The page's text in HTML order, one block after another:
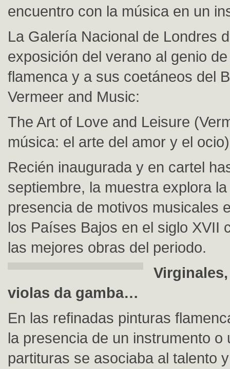
encuentro con la música en un
La Galería Nacional de Londres
exposición del verano al genio
flamenca y a sus coetáneos del
Vermeer and Music:
The Art of Love and Leisure
música: el arte del amor y el
Recién inaugurada y en cartel
septiembre, la muestra explora
presencia de motivos musicales
los Países Bajos en el siglo XVII
las mejores obras del periodo.
violas da gamba…
En las refinadas pinturas
la presencia de un instrumento o
partituras se asociaba al talento